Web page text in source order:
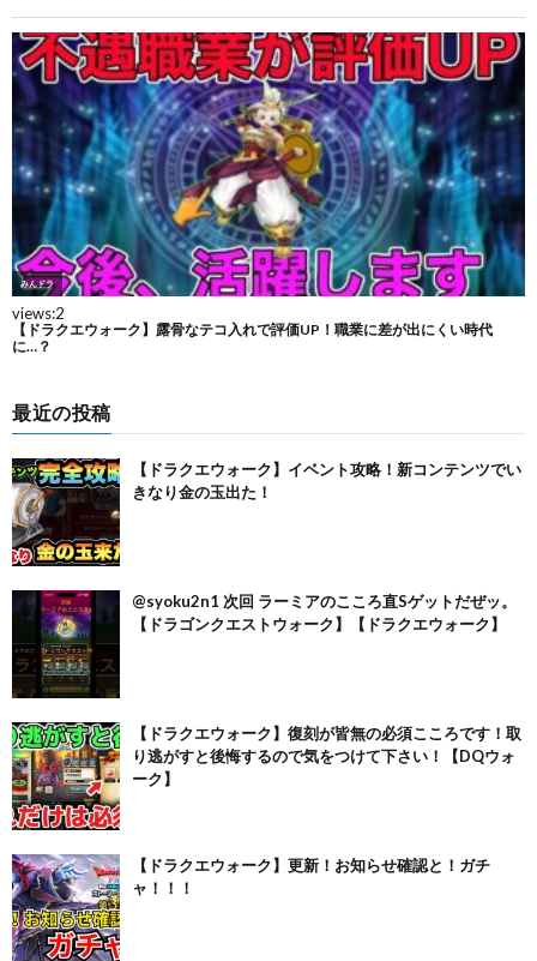
最近の投稿
【ドラクエウォーク】イベント攻略！新コンテンツでい
きなり金の玉出た！
@syoku2n1 次回 ラーミアのこころ直Sゲットだぜッ。
【ドラゴンクエストウォーク】【ドラクエウォーク】
【ドラクエウォーク】復刻が皆無の必須こころです！取
り逃がすと後悔するので気をつけて下さい！【DQウォ
ーク】
【ドラクエウォーク】更新！お知らせ確認と！ガチ
ャ！！！